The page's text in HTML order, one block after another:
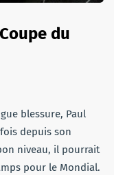
du
blessure, Paul
depuis son
niveau, il pourrait
pour le Mondial.